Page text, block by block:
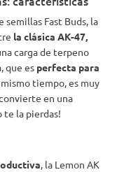
semillas Fast Buds, la
la clásica AK-47,
carga de terpeno
que es perfecta para
mismo tiempo, es muy
en una
te la pierdas!
, la Lemon AK